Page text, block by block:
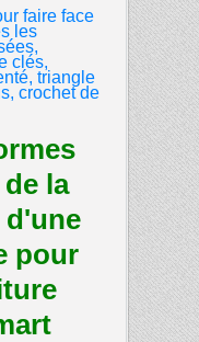
faire face
les
clés,
triangle
crochet de
la
pour